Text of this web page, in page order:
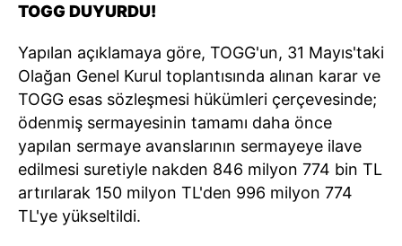
TOGG DUYURDU!
Yapılan açıklamaya göre, TOGG'un, 31 Mayıs'taki
Olağan Genel Kurul toplantısında alınan karar ve
TOGG esas sözleşmesi hükümleri çerçevesinde;
ödenmiş sermayesinin tamamı daha önce
yapılan sermaye avanslarının sermayeye ilave
edilmesi suretiyle nakden 846 milyon 774 bin TL
artırılarak 150 milyon TL'den 996 milyon 774
TL'ye yükseltildi.